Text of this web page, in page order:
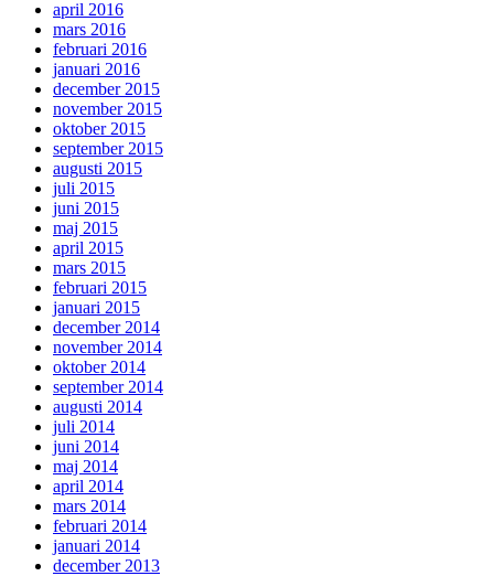
april 2016
mars 2016
februari 2016
januari 2016
december 2015
november 2015
oktober 2015
september 2015
augusti 2015
juli 2015
juni 2015
maj 2015
april 2015
mars 2015
februari 2015
januari 2015
december 2014
november 2014
oktober 2014
september 2014
augusti 2014
juli 2014
juni 2014
maj 2014
april 2014
mars 2014
februari 2014
januari 2014
december 2013